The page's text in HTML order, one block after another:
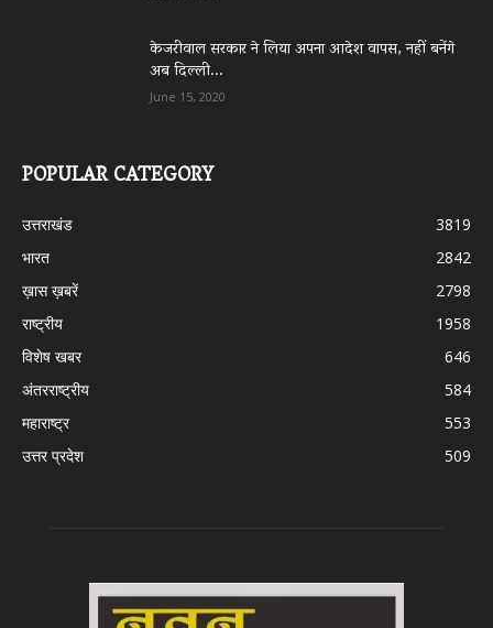
केजरीवाल सरकार ने लिया अपना आदेश वापस, नहीं बनेंगे
अब दिल्ली...
June 15, 2020
POPULAR CATEGORY
उत्तराखंड
3819
भारत
2842
ख़ास ख़बरें
2798
राष्ट्रीय
1958
विशेष खबर
646
अंतरराष्ट्रीय
584
महाराष्ट्र
553
उत्तर प्रदेश
509